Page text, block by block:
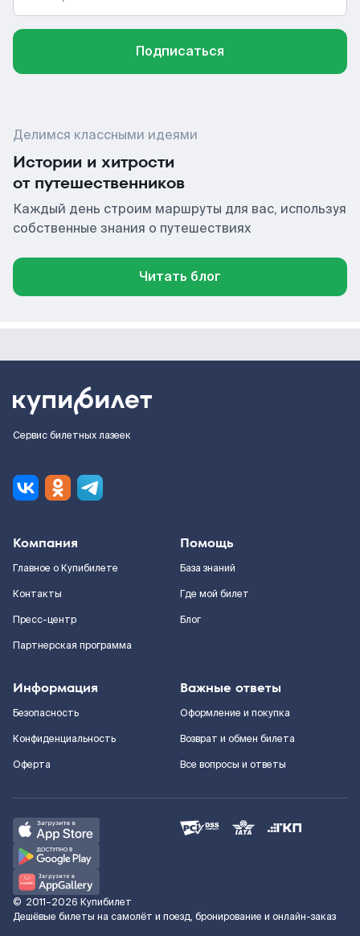
Подписаться
Делимся классными идеями
Истории и хитрости
от путешественников
Каждый день строим маршруты для вас, используя
собственные знания о путешествиях
Читать блог
Сервис билетных лазеек
Компания
Главное о Купибилете
Контакты
Пресс-центр
Партнерская программа
Помощь
База знаний
Где мой билет
Блог
Информация
Безопасность
Конфиденциальность
Оферта
Важные ответы
Оформление и покупка
Возврат и обмен билета
Все вопросы и ответы
© 2011–2026 Купибилет
Дешёвые билеты на самолёт и поезд, бронирование и онлайн-заказ